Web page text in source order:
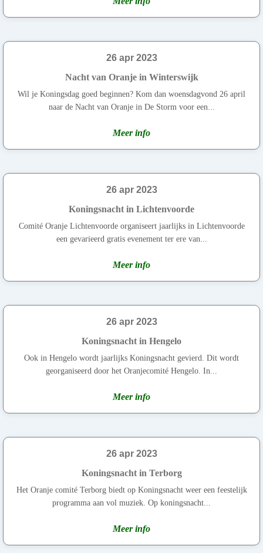
26 apr 2023
Nacht van Oranje in Winterswijk
Wil je Koningsdag goed beginnen? Kom dan woensdagvond 26 april
naar de Nacht van Oranje in De Storm voor een...
Meer info
26 apr 2023
Koningsnacht in Lichtenvoorde
Comité Oranje Lichtenvoorde organiseert jaarlijks in Lichtenvoorde
een gevarieerd gratis evenement ter ere van...
Meer info
26 apr 2023
Koningsnacht in Hengelo
Ook in Hengelo wordt jaarlijks Koningsnacht gevierd. Dit wordt
georganiseerd door het Oranjecomité Hengelo. In...
Meer info
26 apr 2023
Koningsnacht in Terborg
Het Oranje comité Terborg biedt op Koningsnacht weer een feestelijk
programma aan vol muziek. Op koningsnacht...
Meer info